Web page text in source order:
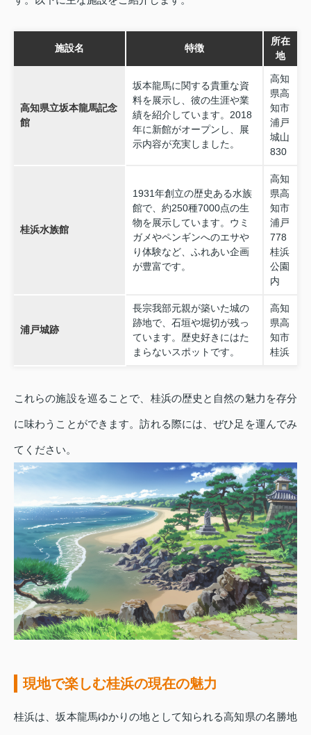
施設名 特徴
所在
地
高知県立坂本龍馬記念
館
坂本龍馬に関する貴重な資
料を展示し、彼の生涯や業
績を紹介しています。2018
年に新館がオープンし、展
示内容が充実しました。
高知
県高
知市
浦戸
城山
830
桂浜水族館
1931年創立の歴史ある水族
館で、約250種7000点の生
物を展示しています。ウミ
ガメやペンギンへのエサや
り体験など、ふれあい企画
が豊富です。
高知
県高
知市
浦戸
778
桂浜
公園
内
浦戸城跡
長宗我部元親が築いた城の
跡地で、石垣や堀切が残っ
ています。歴史好きにはた
まらないスポットです。
高知
県高
知市
桂浜
これらの施設を巡ることで、桂浜の歴史と自然の魅力を存分
に味わうことができます。訪れる際には、ぜひ足を運んでみ
てください。
現地で楽しむ桂浜の現在の魅力
桂浜は、坂本龍馬ゆかりの地として知られる高知県の名勝地